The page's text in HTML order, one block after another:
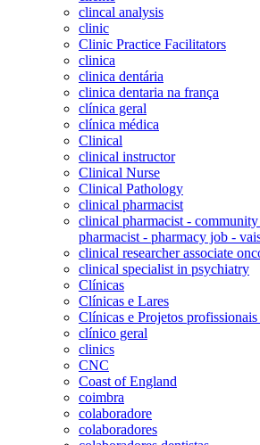
clincal analysis
clinic
Clinic Practice Facilitators
clinica
clinica dentária
clinica dentaria na frança
clínica geral
clínica médica
Clinical
clinical instructor
Clinical Nurse
Clinical Pathology
clinical pharmacist
clinical pharmacist -
pharmacist - pharmacy job -
clinical researcher associate
clinical specialist in psychiatry
Clínicas
Clínicas e Lares
Clínicas e Projetos
clínico geral
clinics
CNC
Coast of England
coimbra
colaboradore
colaboradores